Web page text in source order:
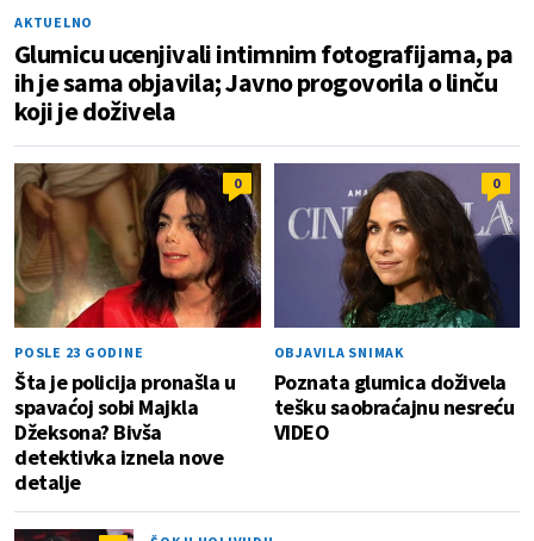
AKTUELNO
Glumicu ucenjivali intimnim fotografijama, pa
ih je sama objavila; Javno progovorila o linču
koji je doživela
0
POSLE 23 GODINE
Šta je policija pronašla u
spavaćoj sobi Majkla
Džeksona? Bivša
detektivka iznela nove
detalje
0
OBJAVILA SNIMAK
Poznata glumica doživela
tešku saobraćajnu nesreću
VIDEO